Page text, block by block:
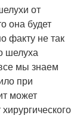
от
она будет
факту не так
шелуха
мы знаем
при
может